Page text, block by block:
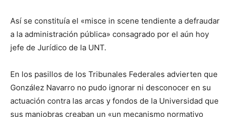
Así se constituía el «misce in scene tendiente a defraudar
a la administración pública» consagrado por el aún hoy
jefe de Jurídico de la UNT.
En los pasillos de los Tribunales Federales advierten que
González Navarro no pudo ignorar ni desconocer en su
actuación contra las arcas y fondos de la Universidad que
sus maniobras creaban un «un mecanismo normativo